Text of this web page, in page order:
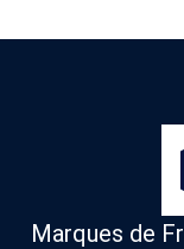
Marques de